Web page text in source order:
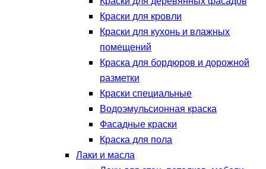
Краски для кровли
Краски для кухонь и влажных
помещений
Краска для бордюров и дорожной
разметки
Краски специальные
Водоэмульсионная краска
Фасадные краски
Краска для пола
Лаки и масла